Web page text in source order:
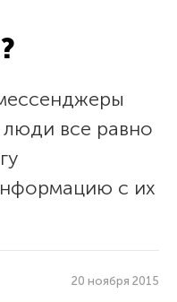
все равно
с их
20 ноября 2015